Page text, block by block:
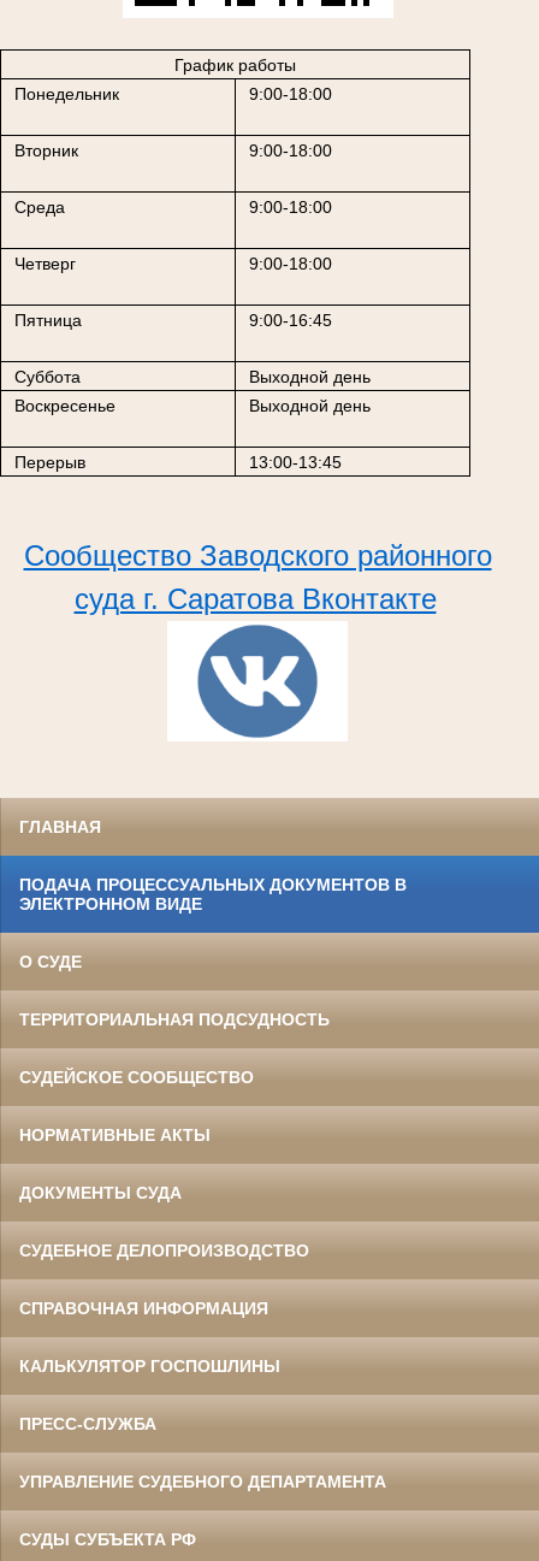
График работы
Понедельник
9:00-18:00
Вторник 9:00-18:00
Среда 9:00-18:00
Четверг 9:00-18:00
Пятница 9:00-16:45
Суббота
Выходной день
Воскресенье
Выходной день
Перерыв 13:00-13:45
Сообщество Заводского районного
суда г. Саратова Вконтакте
ГЛАВНАЯ
ПОДАЧА ПРОЦЕССУАЛЬНЫХ ДОКУМЕНТОВ В
ЭЛЕКТРОННОМ ВИДЕ
О СУДЕ
ТЕРРИТОРИАЛЬНАЯ ПОДСУДНОСТЬ
СУДЕЙСКОЕ СООБЩЕСТВО
НОРМАТИВНЫЕ АКТЫ
ДОКУМЕНТЫ СУДА
СУДЕБНОЕ ДЕЛОПРОИЗВОДСТВО
СПРАВОЧНАЯ ИНФОРМАЦИЯ
КАЛЬКУЛЯТОР ГОСПОШЛИНЫ
ПРЕСС-СЛУЖБА
УПРАВЛЕНИЕ СУДЕБНОГО ДЕПАРТАМЕНТА
СУДЫ СУБЪЕКТА РФ